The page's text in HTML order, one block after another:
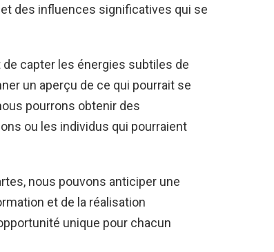
des influences significatives qui se
capter les énergies subtiles de
un aperçu de ce qui pourrait se
pourrons obtenir des
ou les individus qui pourraient
nous pouvons anticiper une
et de la réalisation
unique pour chacun